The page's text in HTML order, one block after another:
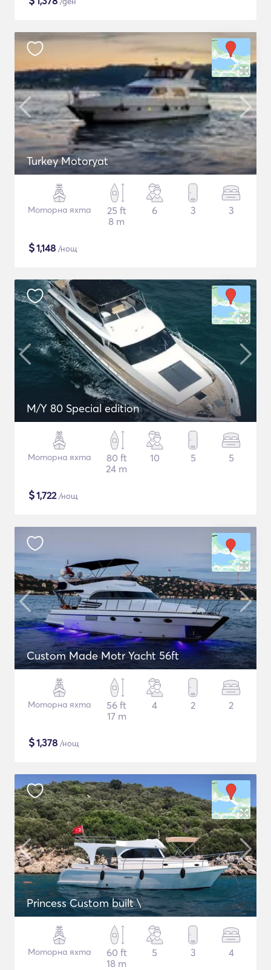
Turkey Motoryat
Моторна яхта
25 ft
8 m
6 3 3
$1,148 /нощ
M/Y 80 Special edition
Моторна яхта
80 ft
24 m
10 5 5
$1,722/нощ
Custom Made Motr Yacht 56ft
Моторна яхта
56 ft
17 m
4 2 2
$1,378 /нощ
Princess Custom built \
Моторна яхта
60 ft
18 m
5 3 4